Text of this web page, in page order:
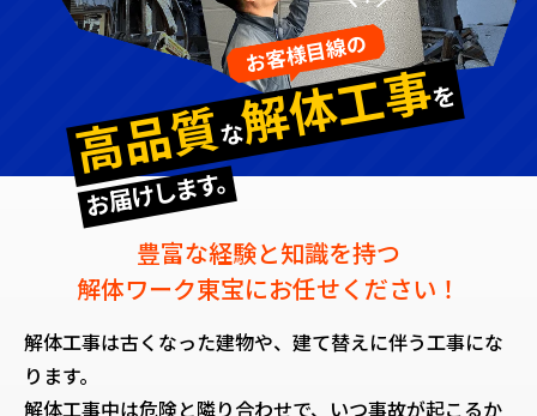
お客様目線の
高品質な解体工事を
お届けします。
豊富な経験と知識を持つ
解体ワーク東宝にお任せください！
解体工事は古くなった建物や、建て替えに伴う工事にな
ります。
解体工事中は危険と隣り合わせで、いつ事故が起こるか